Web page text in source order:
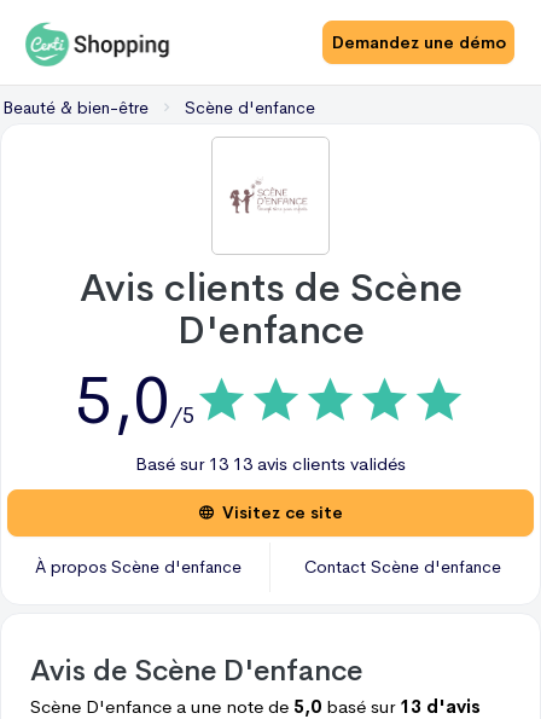
Demandez une démo
Beauté & bien-être Scène d'enfance
Avis clients de Scène
D'enfance
5,0 /5
Basé sur 13 13 avis clients validés
Visitez ce site
À propos Scène d'enfance Contact Scène d'enfance
Avis de Scène D'enfance
Scène D'enfance a une note de 5,0 basé sur 13 d'avis